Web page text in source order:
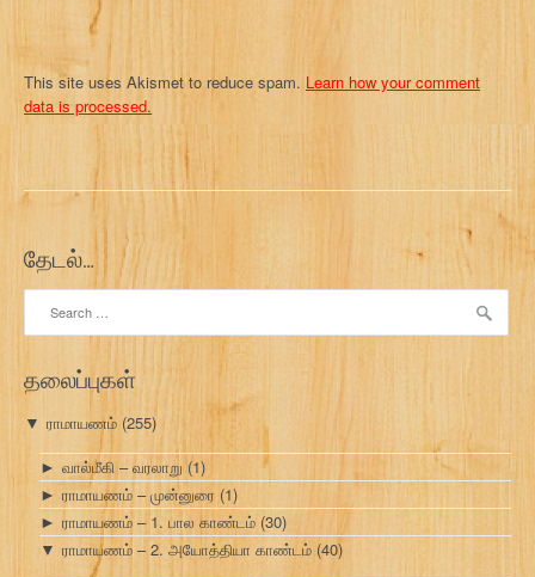
This site uses Akismet to reduce spam. Learn how your comment
data is processed.
தேடல்…
தலைப்புகள்
▼ ராமாயணம் (255)
► வால்மீகி – வரலாறு (1)
► ராமாயணம் – முன்னுரை (1)
► ராமாயணம் – 1. பால காண்டம் (30)
▼ ராமாயணம் – 2. அயோத்தியா காண்டம் (40)